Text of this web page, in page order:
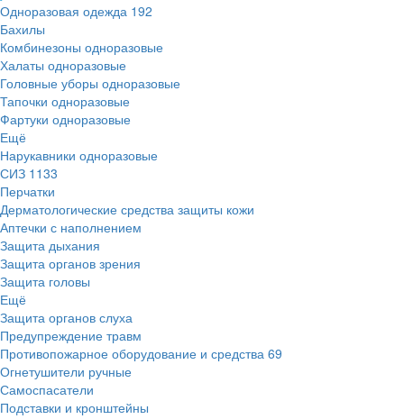
Одноразовая одежда 192
Бахилы
Комбинезоны одноразовые
Халаты одноразовые
Головные уборы одноразовые
Тапочки одноразовые
Фартуки одноразовые
Ещё
Нарукавники одноразовые
СИЗ 1133
Перчатки
Дерматологические средства защиты кожи
Аптечки с наполнением
Защита дыхания
Защита органов зрения
Защита головы
Ещё
Защита органов слуха
Предупреждение травм
Противопожарное оборудование и средства 69
Огнетушители ручные
Самоспасатели
Подставки и кронштейны